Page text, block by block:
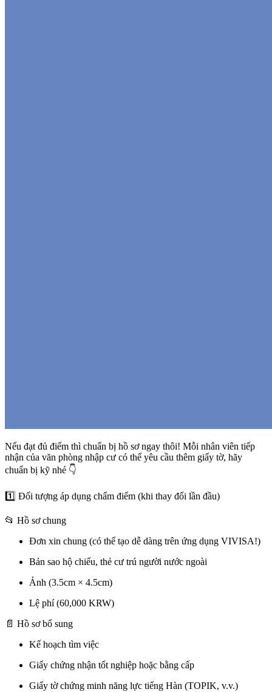
Nếu đạt đủ điểm thì chuẩn bị hồ sơ ngay thôi! Mỗi nhân viên tiếp
nhận của văn phòng nhập cư có thể yêu cầu thêm giấy tờ, hãy
chuẩn bị kỹ nhé 👇
1️⃣ Đối tượng áp dụng chấm điểm (khi thay đổi lần đầu)
📂 Hồ sơ chung
Đơn xin chung (có thể tạo dễ dàng trên ứng dụng VIVISA!)
Bản sao hộ chiếu, thẻ cư trú người nước ngoài
Ảnh (3.5cm × 4.5cm)
Lệ phí (60,000 KRW)
📄 Hồ sơ bổ sung
Kế hoạch tìm việc
Giấy chứng nhận tốt nghiệp hoặc bằng cấp
Giấy tờ chứng minh năng lực tiếng Hàn (TOPIK, v.v.)